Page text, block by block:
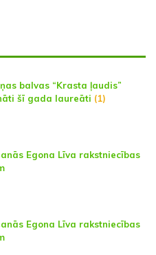
balvas “Krasta ļaudis”
šī gada laureāti (1)
Egona Līva rakstniecības
Egona Līva rakstniecības